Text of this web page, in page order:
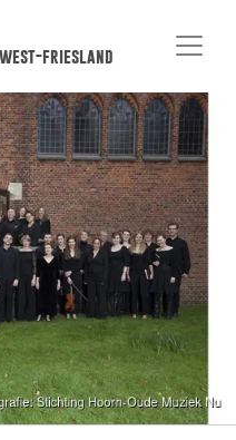
west-friesland